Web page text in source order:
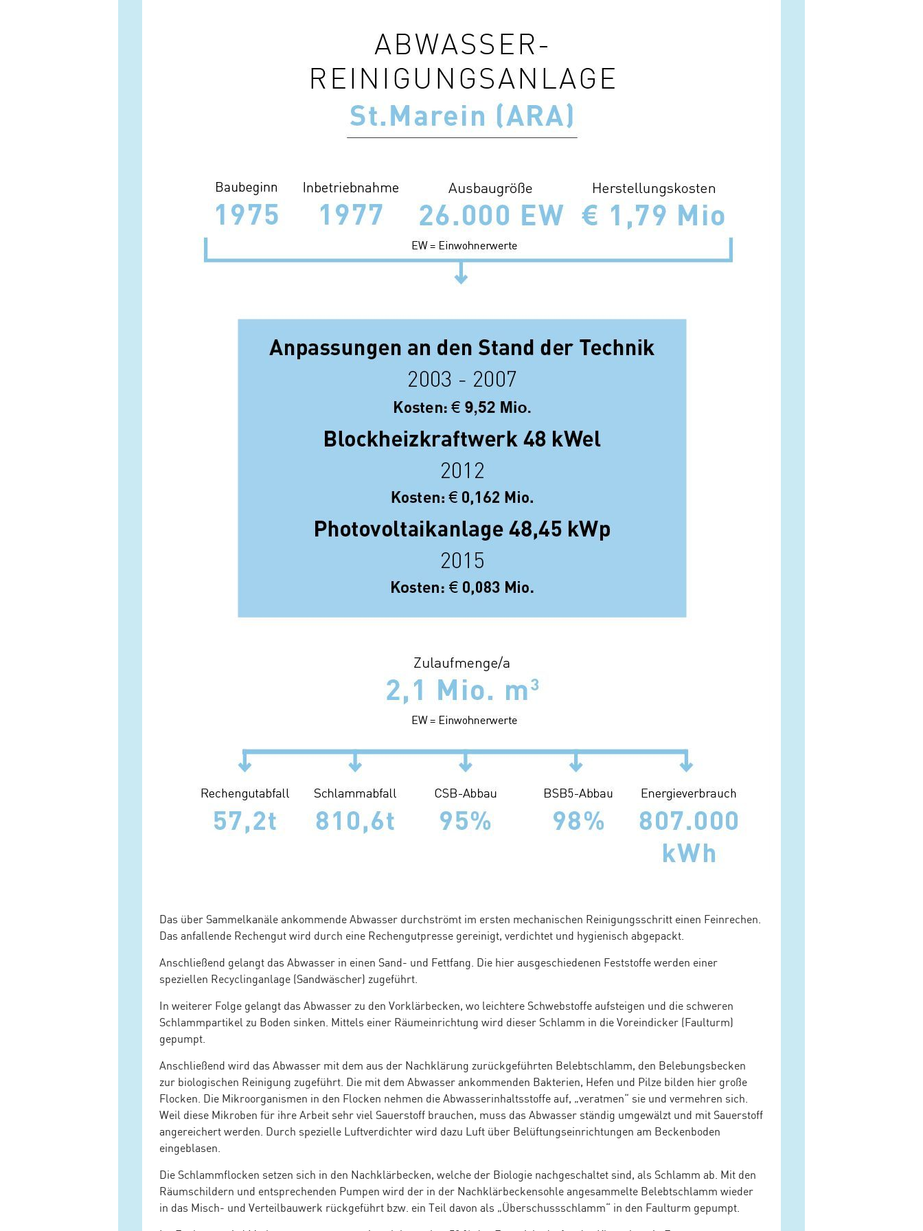
Das über Sammelkanäle ankommende Abwasser durchströmt im ersten mechanischen Reinigungsschritt einen Feinrechen.
Das anfallende Rechengut wird durch eine Rechengutpresse gereinigt, verdichtet und hygienisch abgepackt.
Anschließend gelangt das Abwasser in einen Sand- und Fettfang. Die hier ausgeschiedenen Feststoffe werden einer
speziellen Recyclinganlage (Sandwäscher) zugeführt.
In weiterer Folge gelangt das Abwasser zu den Vorklärbecken, wo leichtere Schwebstoffe aufsteigen und die schweren
Schlammpartikel zu Boden sinken. Mittels einer Räumeinrichtung wird dieser Schlamm in die Voreindicker (Faulturm)
gepumpt.
Anschließend wird das Abwasser mit dem aus der Nachklärung zurückgeführten Belebtschlamm, den Belebungsbecken
zur biologischen Reinigung zugeführt. Die mit dem Abwasser ankommenden Bakterien, Hefen und Pilze bilden hier große
Flocken. Die Mikroorganismen in den Flocken nehmen die Abwasserinhaltsstoffe auf, „veratmen“ sie und vermehren sich.
Weil diese Mikroben für ihre Arbeit sehr viel Sauerstoff brauchen, muss das Abwasser ständig umgewälzt und mit Sauerstoff
angereichert werden. Durch spezielle Luftverdichter wird dazu Luft über Belüftungseinrichtungen am Beckenboden
eingeblasen.
Die Schlammflocken setzen sich in den Nachklärbecken, welche der Biologie nachgeschaltet sind, als Schlamm ab. Mit den
Räumschildern und entsprechenden Pumpen wird der in der Nachklärbeckensohle angesammelte Belebtschlamm wieder
in das Misch- und Verteilbauwerk rückgeführt bzw. ein Teil davon als „Überschussschlamm“ in den Faulturm gepumpt.